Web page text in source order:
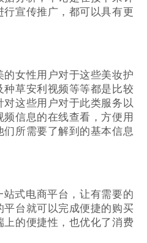
宣传推广，都可以具有更
女性用户对于这些美妆护
草安利视频等等都是比较
这些用户对于此类服务以
信息的在线查看，方便用
们所需要了解到的基本信息
式电商平台，让有需要的
平台就可以完成便捷的购买
的便捷性，也优化了消费